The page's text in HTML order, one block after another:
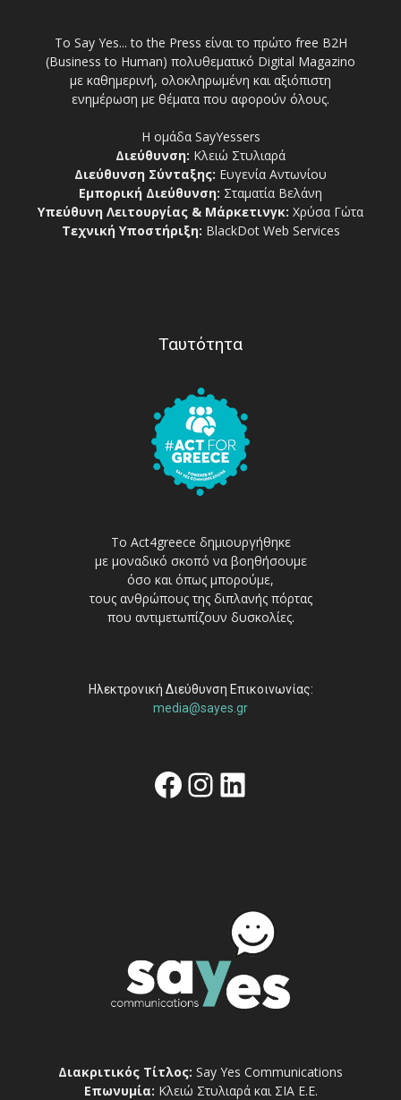
Το Say Yes... to the Press είναι το πρώτο free Β2Η
(Business to Human) πολυθεματικό Digital Magazino
με καθημερινή, ολοκληρωμένη και αξιόπιστη
ενημέρωση με θέματα που αφορούν όλους.
Η ομάδα SayYessers
Διεύθυνση: Κλειώ Στυλιαρά
Διεύθυνση Σύνταξης: Ευγενία Αντωνίου
Εμπορική Διεύθυνση: Σταματία Βελάνη
Υπεύθυνη Λειτουργίας & Μάρκετινγκ: Χρύσα Γώτα
Τεχνική Υποστήριξη: BlackDot Web Services
Ταυτότητα
Το Act4greece δημιουργήθηκε
με μοναδικό σκοπό να βοηθήσουμε
όσο και όπως μπορούμε,
τους ανθρώπους της διπλανής πόρτας
που αντιμετωπίζουν δυσκολίες.
Ηλεκτρονική Διεύθυνση Επικοινωνίας:
media@sayes.gr
Facebook
Instagram
Linkedin
Διακριτικός Τίτλος: Say Yes Communications
Επωνυμία: Κλειώ Στυλιαρά και ΣΙΑ Ε.Ε.